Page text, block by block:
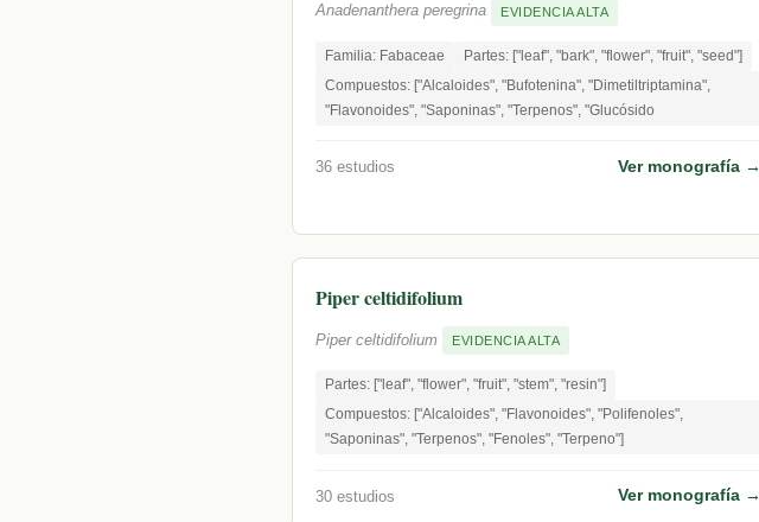
Anadenanthera peregrina EVIDENCIA ALTA
Familia: Fabaceae
Partes: ["leaf", "bark", "flower", "fruit", "seed"]
Compuestos: ["Alcaloides", "Bufotenina", "Dimetiltriptamina",
"Flavonoides", "Saponinas", "Terpenos", "Glucósido
36 estudios Ver monografía →
Piper celtidifolium
Piper celtidifolium EVIDENCIA ALTA
Partes: ["leaf", "flower", "fruit", "stem", "resin"]
Compuestos: ["Alcaloides", "Flavonoides", "Polifenoles",
"Saponinas", "Terpenos", "Fenoles", "Terpeno"]
30 estudios Ver monografía →